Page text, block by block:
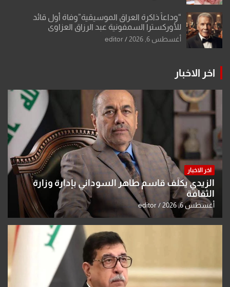
“وداعاً ذاكرة العراق الموسيقية”وفاة أول قائد
للأوركسترا السمفونية عبد الرزاق العزاوي
أغسطس 6, 2026 editor
اخر الاخبار
اخر الاخبار
الزيدي يكلّف قاسم طاهر السوداني بإدارة وزارة
الثقافة
أغسطس 6, 2026 editor